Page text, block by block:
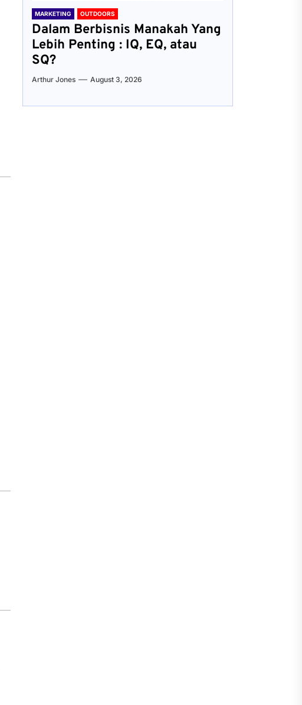
MARKETING OUTDOORS
Dalam Berbisnis Manakah Yang
Lebih Penting : IQ, EQ, atau
SQ?
Arthur Jones August 3, 2026